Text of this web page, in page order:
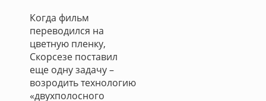
Когда фильм
переводился на
цветную пленку,
Скорсезе поставил
еще одну задачу –
возродить технологию
«двухполосного